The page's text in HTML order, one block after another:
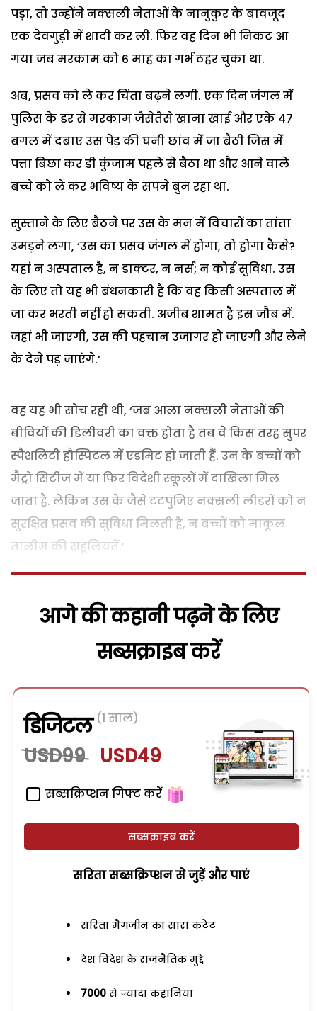
पड़ा, तो उन्होंने नक्सली नेताओं के नानुकुर के बावजूद
एक देवगुड़ी में शादी कर ली. फिर वह दिन भी निकट आ
गया जब मरकाम को 6 माह का गर्भ ठहर चुका था.
अब, प्रसव को ले कर चिंता बढ़ने लगी. एक दिन जंगल में
पुलिस के डर से मरकाम जैसेतैसे खाना खाई और एके 47
बगल में दबाए उस पेड़ की घनी छांव में जा बैठी जिस में
पत्ता बिछा कर डी कुंजाम पहले से बैठा था और आने वाले
बच्चे को ले कर भविष्य के सपने बुन रहा था.
सुस्ताने के लिए बैठने पर उस के मन में विचारों का तांता
उमड़ने लगा, ‘उस का प्रसव जंगल में होगा, तो होगा कैसे?
यहां न अस्पताल है, न डाक्टर, न नर्स; न कोई सुविधा. उस
के लिए तो यह भी बंधनकारी है कि वह किसी अस्पताल में
जा कर भरती नहीं हो सकती. अजीब शामत है इस जौब में.
जहां भी जाएगी, उस की पहचान उजागर हो जाएगी और लेने
के देने पड़ जाएंगे.’
वह यह भी सोच रही थी, ‘जब आला नक्सली नेताओं की
बीवियों की डिलीवरी का वक्त होता है तब वे किस तरह सुपर
स्पैशलिटी हौस्पिटल में एडमिट हो जाती हैं. उन के बच्चों को
मैट्रो सिटीज में या फिर विदेशी स्कूलों में दाखिला मिल
जाता है. लेकिन उस के जैसे टटपुंजिए नक्सली लीडरों को न
सुरक्षित प्रसव की सुविधा मिलती है, न बच्चों को माकूल
तालीम की सहूलियतें.’
आगे की कहानी पढ़ने के लिए
सब्सक्राइब करें
डिजिटल (1 साल)
USD99 USD49
सब्सक्रिप्शन गिफ्ट करें
सब्सक्राइब करें
सरिता सब्सक्रिप्शन से जुड़ेें और पाएं
सरिता मैगजीन का सारा कंटेंट
देश विदेश के राजनैतिक मुद्दे
7000 से ज्यादा कहानियां